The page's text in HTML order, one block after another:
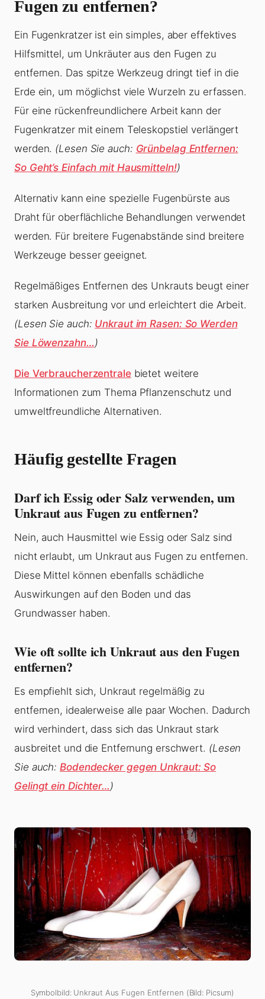
Fugen zu entfernen?
Ein Fugenkratzer ist ein simples, aber effektives
Hilfsmittel, um Unkräuter aus den Fugen zu
entfernen. Das spitze Werkzeug dringt tief in die
Erde ein, um möglichst viele Wurzeln zu erfassen.
Für eine rückenfreundlichere Arbeit kann der
Fugenkratzer mit einem Teleskopstiel verlängert
werden. (Lesen Sie auch: Grünbelag Entfernen:
So Geht’s Einfach mit Hausmitteln!)
Alternativ kann eine spezielle Fugenbürste aus
Draht für oberflächliche Behandlungen verwendet
werden. Für breitere Fugenabstände sind breitere
Werkzeuge besser geeignet.
Regelmäßiges Entfernen des Unkrauts beugt einer
starken Ausbreitung vor und erleichtert die Arbeit.
(Lesen Sie auch: Unkraut im Rasen: So Werden
Sie Löwenzahn… )
Die Verbraucherzentralebietet weitere
Informationen zum Thema Pflanzenschutz und
umweltfreundliche Alternativen.
Häufig gestellte Fragen
Darf ich Essig oder Salz verwenden, um
Unkraut aus Fugen zu entfernen?
Nein, auch Hausmittel wie Essig oder Salz sind
nicht erlaubt, um Unkraut aus Fugen zu entfernen.
Diese Mittel können ebenfalls schädliche
Auswirkungen auf den Boden und das
Grundwasser haben.
Wie oft sollte ich Unkraut aus den Fugen
entfernen?
Es empfiehlt sich, Unkraut regelmäßig zu
entfernen, idealerweise alle paar Wochen. Dadurch
wird verhindert, dass sich das Unkraut stark
ausbreitet und die Entfernung erschwert. (Lesen
Sie auch:Bodendecker gegen Unkraut: So
Gelingt ein Dichter… )
Symbolbild: Unkraut Aus Fugen Entfernen (Bild: Picsum)